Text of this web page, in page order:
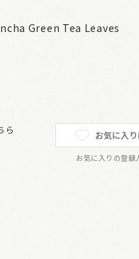
Green Tea Leaves
ら お気に入
お気に入りの登録